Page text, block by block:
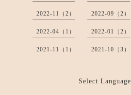
2022-11（2） 2022-09（2）
2022-04（1） 2022-01（2）
2021-11（1） 2021-10（3）
Select Language